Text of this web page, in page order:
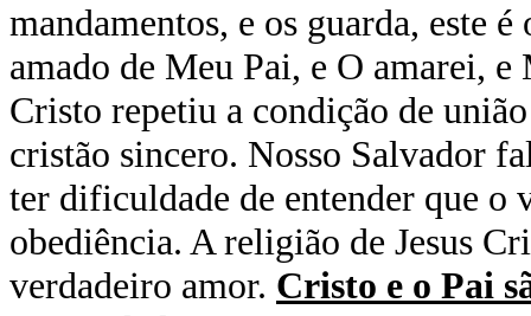
mandamentos, e os guarda, este
amado de Meu Pai, e O amarei,
Cristo repetiu a condição de
cristão sincero. Nosso Salvador
ter dificuldade de entender que o
obediência. A religião de Jesus
verdadeiro amor. Cristo e o Pai